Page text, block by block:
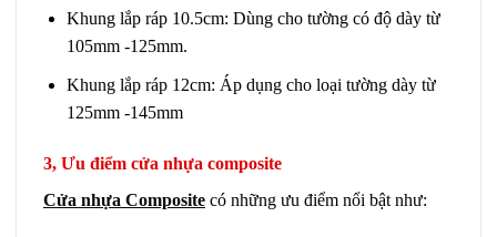
Khung lắp ráp 10.5cm: Dùng cho tường có độ dày từ
105mm -125mm.
Khung lắp ráp 12cm: Áp dụng cho loại tường dày từ
125mm -145mm
3, Ưu điểm cửa nhựa composite
Cửa nhựa Composite có những ưu điểm nổi bật như: